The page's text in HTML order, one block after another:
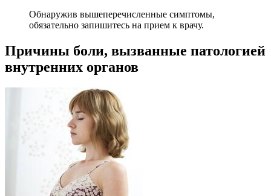
Обнаружив вышеперечисленные симптомы,
обязательно запишитесь на прием к врачу.
Причины боли, вызванные патологией
внутренних органов